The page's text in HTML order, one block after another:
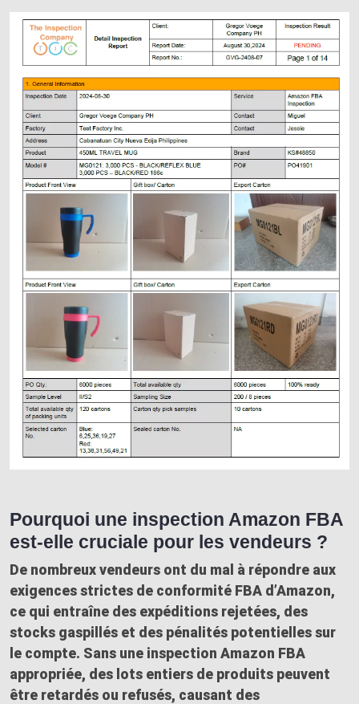
Pourquoi une inspection Amazon FBA
est-elle cruciale pour les vendeurs ?
De nombreux vendeurs ont du mal à répondre aux
exigences strictes de conformité FBA d’Amazon,
ce qui entraîne des expéditions rejetées, des
stocks gaspillés et des pénalités potentielles sur
le compte. Sans une inspection Amazon FBA
appropriée, des lots entiers de produits peuvent
être retardés ou refusés, causant des